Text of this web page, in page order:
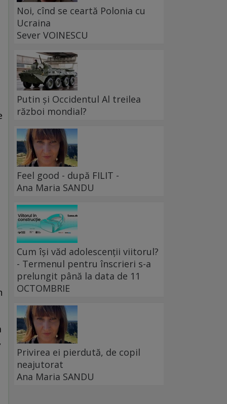
Noi, cînd se ceartă Polonia cu
Ucraina
Sever VOINESCU
Putin și Occidentul Al treilea
război mondial?
Feel good - după FILIT -
Ana Maria SANDU
Cum își văd adolescenții viitorul?
- Termenul pentru înscrieri s-a
prelungit până la data de 11
OCTOMBRIE
Privirea ei pierdută, de copil
neajutorat
Ana Maria SANDU